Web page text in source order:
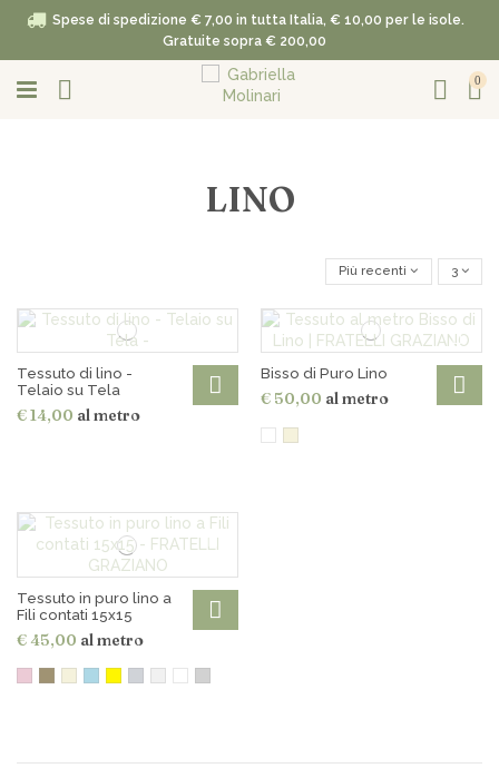
Spese di spedizione € 7,00 in tutta Italia, € 10,00 per le isole.
Gratuite sopra € 200,00
0
LINO
Più recenti 3
Tessuto di lino -
Telaio su Tela
€ 14,00 al metro
Bisso di Puro Lino
€ 50,00 al metro
Tessuto in puro lino a
Fili contati 15x15
€ 45,00 al metro